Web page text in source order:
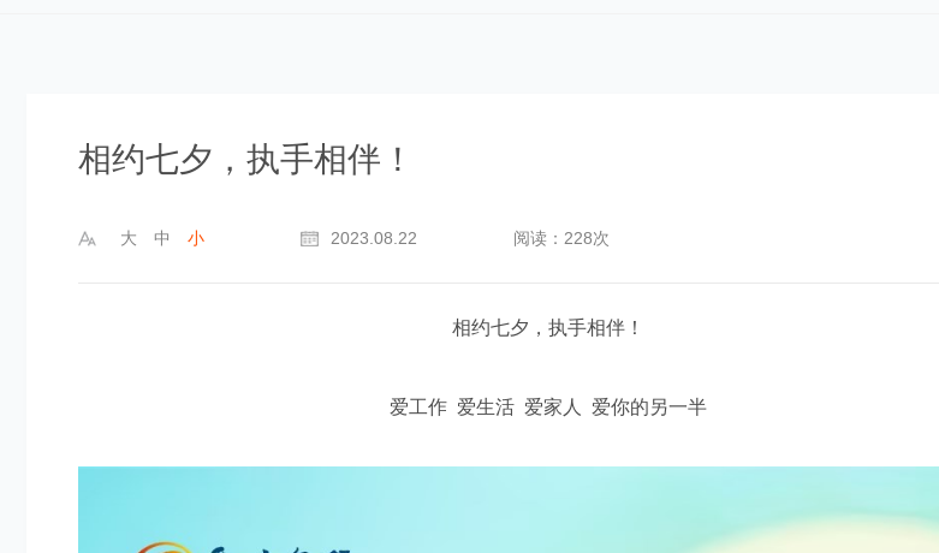
相约七夕，执手相伴！
大 中 小 2023.08.22 阅读：228次
相约七夕，执手相伴！
爱工作 爱生活 爱家人 爱你的另一半